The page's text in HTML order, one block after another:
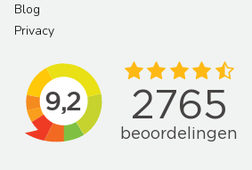
Blog
Privacy